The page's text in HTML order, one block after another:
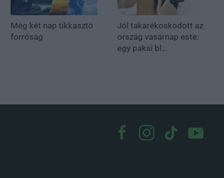
Még két nap tikkasztó
forróság
Jól takarékoskodott az
ország vasárnap este:
egy paksi bl...